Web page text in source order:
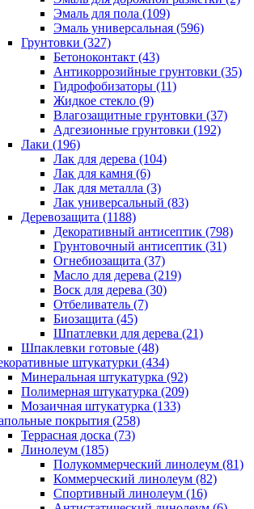
Эмаль для пола (109)
Эмаль универсальная (596)
Грунтовки (327)
Бетоноконтакт (43)
Антикоррозийные грунтовки (35)
Гидрофобизаторы (11)
Жидкое стекло (9)
Влагозащитные грунтовки (37)
Адгезионные грунтовки (192)
Лаки (196)
Лак для дерева (104)
Лак для камня (6)
Лак для металла (3)
Лак универсальный (83)
Деревозащита (1188)
Декоративный антисептик (798)
Грунтовочный антисептик (31)
Огнебиозащита (37)
Масло для дерева (219)
Воск для дерева (30)
Отбеливатель (7)
Биозащита (45)
Шпатлевки для дерева (21)
Шпаклевки готовые (48)
штукатурки (434)
Минеральная штукатурка (92)
Полимерная штукатурка (209)
Мозаичная штукатурка (133)
покрытия (258)
Террасная доска (73)
Линолеум (185)
Полукоммерческий линолеум (81)
Коммерческий линолеум (82)
Спортивный линолеум (16)